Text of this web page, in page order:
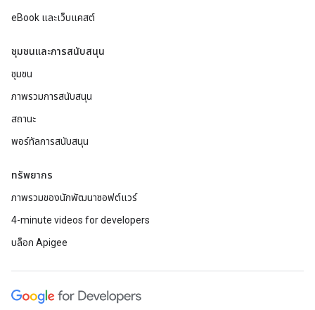
eBook และเว็บแคสต์
ชุมชนและการสนับสนุน
ชุมชน
ภาพรวมการสนับสนุน
สถานะ
พอร์ทัลการสนับสนุน
ทรัพยากร
ภาพรวมของนักพัฒนาซอฟต์แวร์
4-minute videos for developers
บล็อก Apigee